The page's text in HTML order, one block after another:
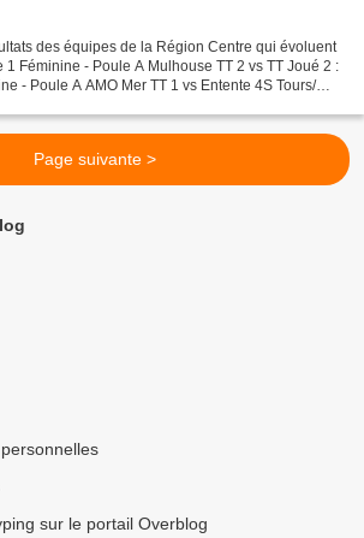
des équipes de la Région Centre qui évoluent
Féminine - Poule A Mulhouse TT 2 vs TT Joué 2 :
- Poule A AMO Mer TT 1 vs Entente 4S Tours/
Page suivante >
sur le portail Overblog